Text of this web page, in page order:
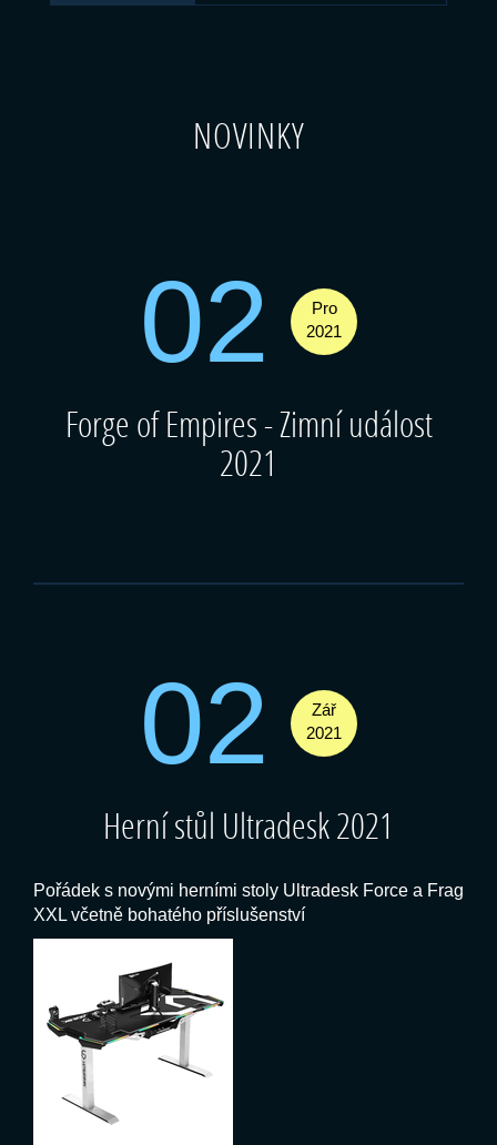
NOVINKY
02
Pro
2021
Forge of Empires - Zimní událost
2021
02
Zář
2021
Herní stůl Ultradesk 2021
Pořádek s novými herními stoly Ultradesk Force a Frag
XXL včetně bohatého příslušenství